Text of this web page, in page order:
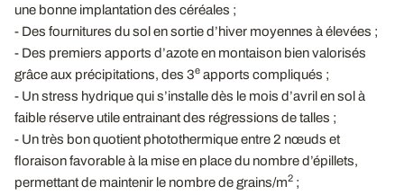
une bonne implantation des céréales ;
- Des fournitures du sol en sortie d’hiver moyennes à élevées ;
- Des premiers apports d’azote en montaison bien valorisés
grâce aux précipitations, des 3e apports compliqués ;
- Un stress hydrique qui s’installe dès le mois d’avril en sol à
faible réserve utile entrainant des régressions de talles ;
- Un très bon quotient photothermique entre 2 nœuds et
floraison favorable à la mise en place du nombre d’épillets,
permettant de maintenir le nombre de grains/m2 ;